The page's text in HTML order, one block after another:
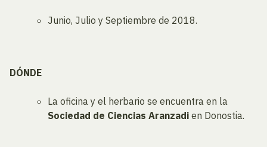
Junio, Julio y Septiembre de 2018.
DÓNDE
La oficina y el herbario se encuentra en la
Sociedad de Ciencias Aranzadi en Donostia.